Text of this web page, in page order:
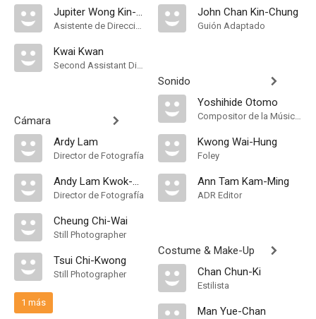
Jupiter Wong Kin-Man
Asistente de Dirección
Kwai Kwan
Second Assistant Director
Cámara
Ardy Lam
Director de Fotografía
Andy Lam Kwok-Wah
Director de Fotografía
Cheung Chi-Wai
Still Photographer
Tsui Chi-Kwong
Still Photographer
1 más
John Chan Kin-Chung
Guión Adaptado
Sonido
Yoshihide Otomo
Compositor de la Música Original
Kwong Wai-Hung
Foley
Ann Tam Kam-Ming
ADR Editor
Costume & Make-Up
Chan Chun-Ki
Estilista
Man Yue-Chan